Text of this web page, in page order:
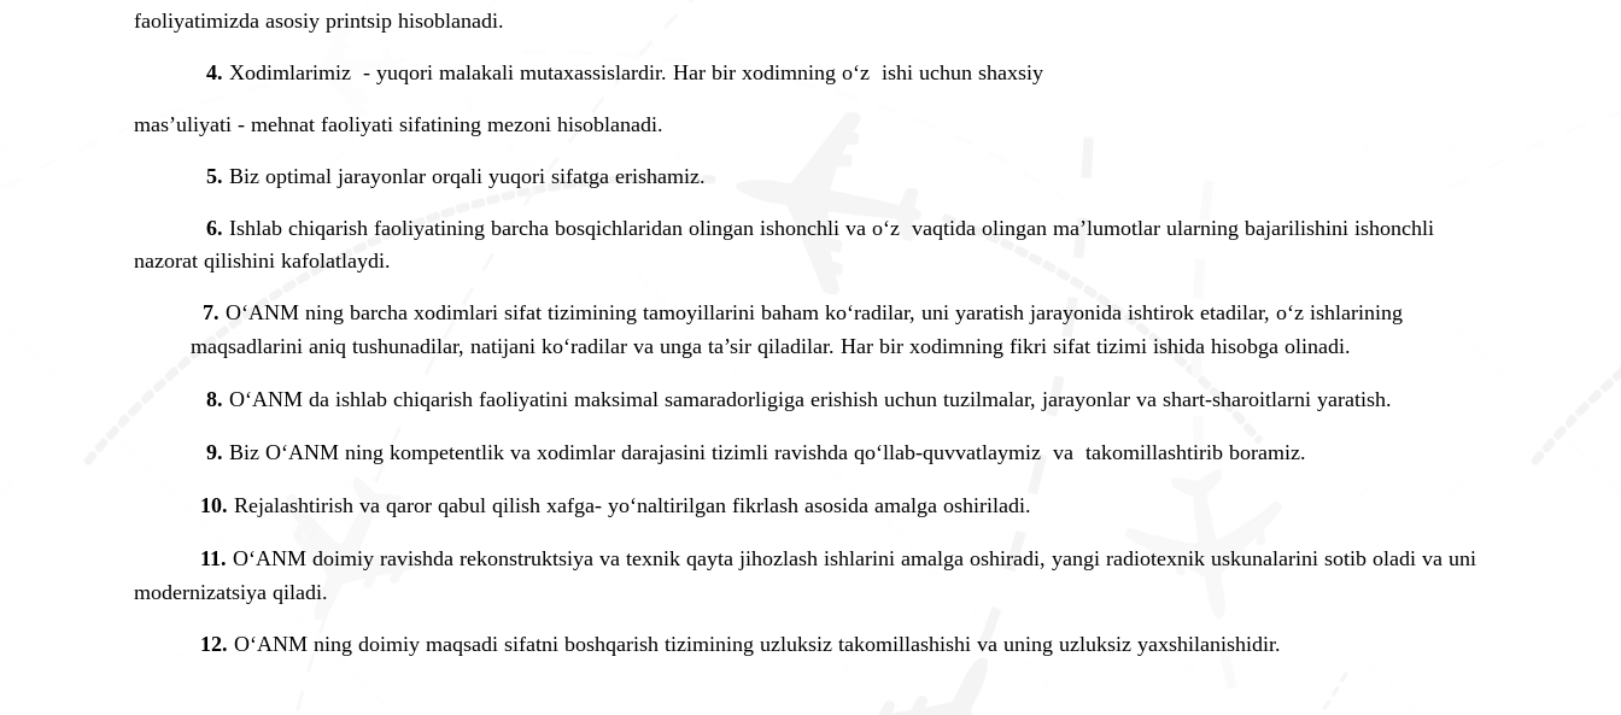
faoliyatimizda asosiy printsip hisoblanadi.
4. Xodimlarimiz - yuqori malakali mutaxassislardir. Har bir xodimning o‘z ishi uchun shaxsiy
mas’uliyati - mehnat faoliyati sifatining mezoni hisoblanadi.
5. Biz optimal jarayonlar orqali yuqori sifatga erishamiz.
6. Ishlab chiqarish faoliyatining barcha bosqichlaridan olingan ishonchli va o‘z vaqtida olingan ma’lumotlar ularning bajarilishini ishonchli
nazorat qilishini kafolatlaydi.
7. O‘ANM ning barcha xodimlari sifat tizimining tamoyillarini baham ko‘radilar, uni yaratish jarayonida ishtirok etadilar, o‘z ishlarining
maqsadlarini aniq tushunadilar, natijani ko‘radilar va unga ta’sir qiladilar. Har bir xodimning fikri sifat tizimi ishida hisobga olinadi.
8. O‘ANM da ishlab chiqarish faoliyatini maksimal samaradorligiga erishish uchun tuzilmalar, jarayonlar va shart-sharoitlarni yaratish.
9. Biz O‘ANM ning kompetentlik va xodimlar darajasini tizimli ravishda qo‘llab-quvvatlaymiz va takomillashtirib boramiz.
10. Rejalashtirish va qaror qabul qilish xafga- yo‘naltirilgan fikrlash asosida amalga oshiriladi.
11. O‘ANM doimiy ravishda rekonstruktsiya va texnik qayta jihozlash ishlarini amalga oshiradi, yangi radiotexnik uskunalarini sotib oladi va uni
modernizatsiya qiladi.
12. O‘ANM ning doimiy maqsadi sifatni boshqarish tizimining uzluksiz takomillashishi va uning uzluksiz yaxshilanishidir.